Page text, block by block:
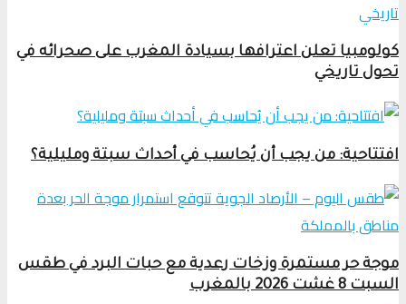
كولومبيا تعلن اعترافها بسيادة المغرب على صحرائه في
تحول تاريخي
افتتاحية: من يجب أن يُحاسب في أحداث سبتة ومليلية؟
موجة حر مستمرة وزخات رعدية مع حبات البرد في طقس
السبت 8 غشت 2026 بالمغرب